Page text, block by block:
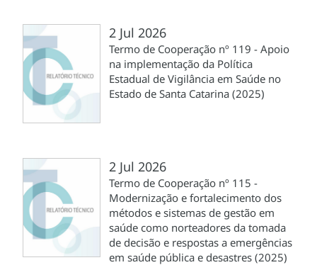
2 Jul 2026
Termo de Cooperação nº 119 - Apoio
na implementação da Política
Estadual de Vigilância em Saúde no
Estado de Santa Catarina (2025)
2 Jul 2026
Termo de Cooperação nº 115 -
Modernização e fortalecimento dos
métodos e sistemas de gestão em
saúde como norteadores da tomada
de decisão e respostas a emergências
em saúde pública e desastres (2025)